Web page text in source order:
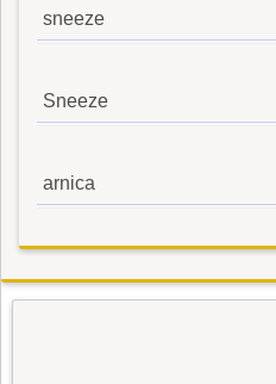
sneeze
Sneeze
arnica